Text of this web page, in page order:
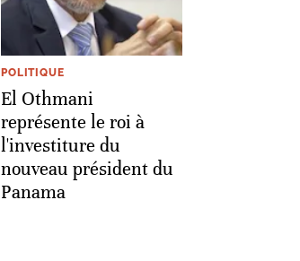
POLITIQUE
El Othmani
représente le roi à
l'investiture du
nouveau président du
Panama